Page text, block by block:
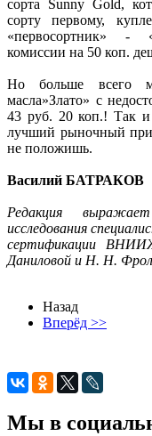
сорта Sunny Gold,
сорту первому,
«первосортник» -
комиссии на 50 коп.
Но больше всего
масла»Злато» с
43 руб. 20 коп.! Так и
лучший рыночный
не положишь.
Василий БАТРАКОВ
Редакция
исследования
сертификации
Даниловой и Н. Н.
Назад
Вперёд >>
Мы в